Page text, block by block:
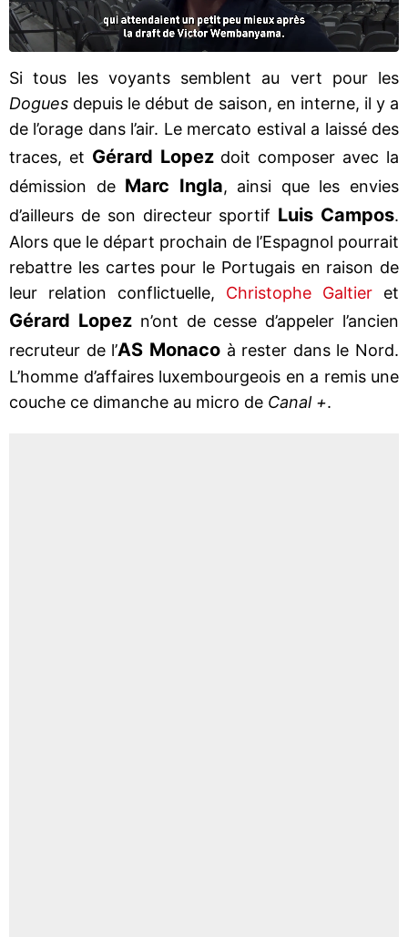
Si tous les voyants semblent au vert pour les
Dogues depuis le début de saison, en interne, il y a
de l’orage dans l’air. Le mercato estival a laissé des
traces, et Gérard Lopezdoit composer avec la
démission de Marc Ingla, ainsi que les envies
d’ailleurs de son directeur sportif Luis Campos.
Alors que le départ prochain de l’Espagnol pourrait
rebattre les cartes pour le Portugais en raison de
leur relation conflictuelle, Christophe Galtier et
Gérard Lopezn’ont de cesse d’appeler l’ancien
recruteur de l’AS Monacoà rester dans le Nord.
L’homme d’affaires luxembourgeois en a remis une
couche ce dimanche au micro de Canal +.